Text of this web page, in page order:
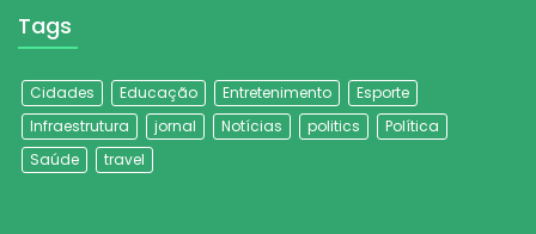
Tags
Cidades Educação Entretenimento
Esporte
Infraestrutura
jornal Notícias politics
Política
Saúde
travel